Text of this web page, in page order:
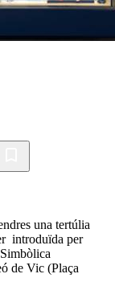
una tertúlia
introduïda per
de Vic (Plaça